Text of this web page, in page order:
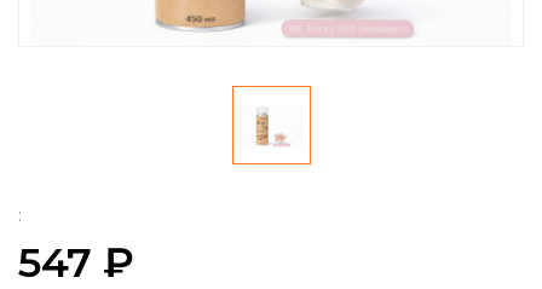
:
547 ₽